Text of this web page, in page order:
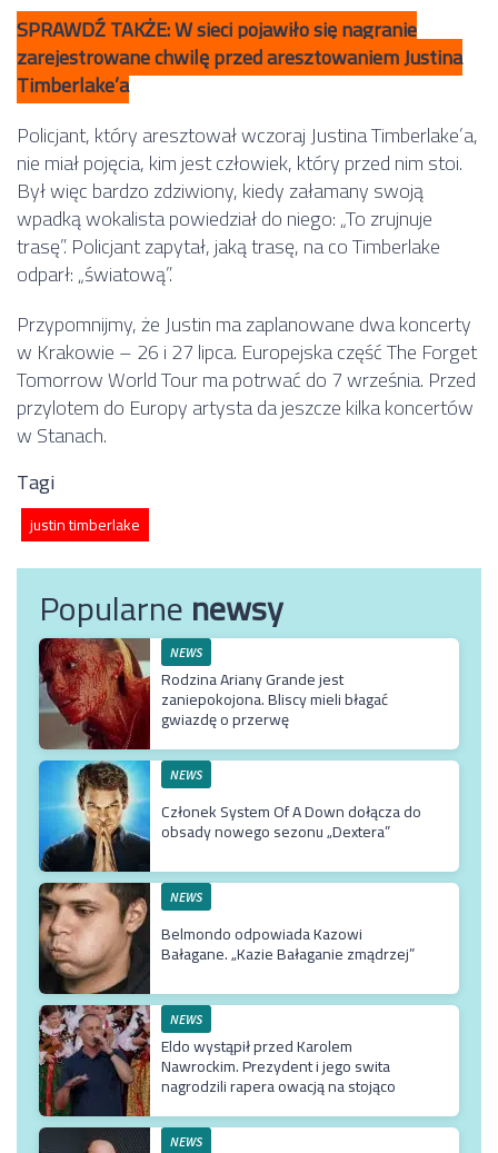
SPRAWDŹ TAKŻE: W sieci pojawiło się nagranie
zarejestrowane chwilę przed aresztowaniem Justina
Timberlake’a
Policjant, który aresztował wczoraj Justina Timberlake’a,
nie miał pojęcia, kim jest człowiek, który przed nim stoi.
Był więc bardzo zdziwiony, kiedy załamany swoją
wpadką wokalista powiedział do niego: „To zrujnuje
trasę”. Policjant zapytał, jaką trasę, na co Timberlake
odparł: „światową”.
Przypomnijmy, że Justin ma zaplanowane dwa koncerty
w Krakowie – 26 i 27 lipca. Europejska część The Forget
Tomorrow World Tour ma potrwać do 7 września. Przed
przylotem do Europy artysta da jeszcze kilka koncertów
w Stanach.
Tagi
justin timberlake
Popularnenewsy
NEWS
Rodzina Ariany Grande jest
zaniepokojona. Bliscy mieli błagać
gwiazdę o przerwę
NEWS
Członek System Of A Down dołącza do
obsady nowego sezonu „Dextera”
NEWS
Belmondo odpowiada Kazowi
Bałagane. „Kazie Bałaganie zmądrzej”
NEWS
Eldo wystąpił przed Karolem
Nawrockim. Prezydent i jego swita
nagrodzili rapera owacją na stojąco
NEWS